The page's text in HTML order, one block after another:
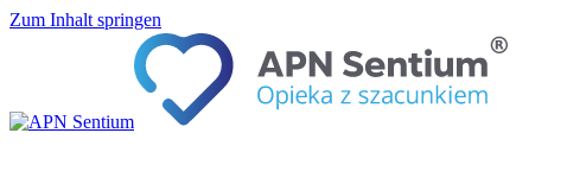
Zum Inhalt springen